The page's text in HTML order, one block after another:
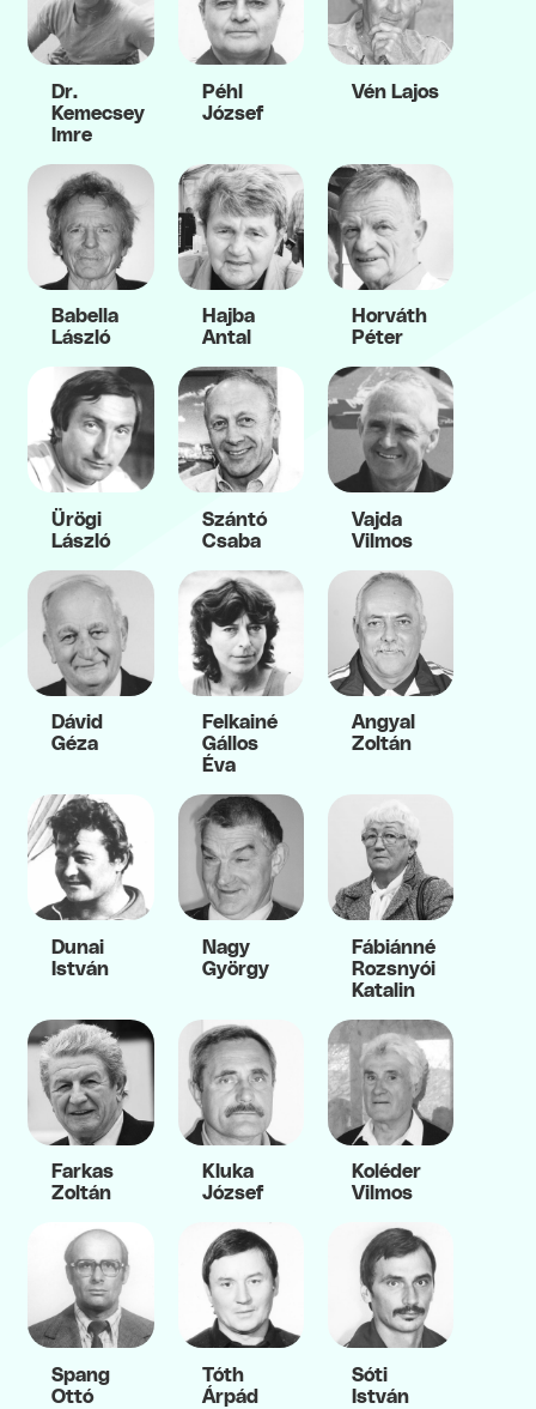
Dr.
Kemecsey
Imre
Péhl
József
Vén Lajos
Babella
László
Hajba
Antal
Horváth
Péter
Ürögi
László
Szántó
Csaba
Vajda
Vilmos
Dávid
Géza
Felkainé
Gállos
Éva
Angyal
Zoltán
Dunai
István
Nagy
György
Fábiánné
Rozsnyói
Katalin
Farkas
Zoltán
Kluka
József
Koléder
Vilmos
Spang
Ottó
Tóth
Árpád
Sóti
István